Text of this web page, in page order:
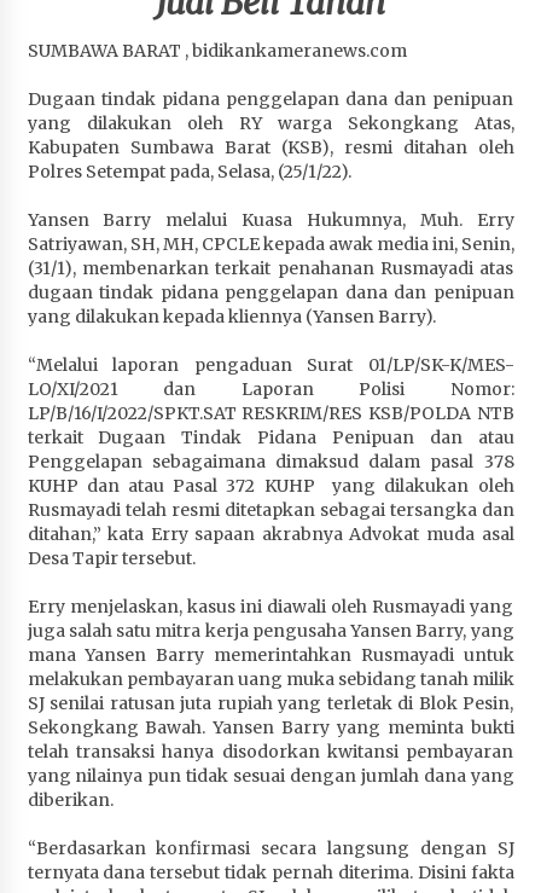
Penurunan Stunting di Sumbawa
4 minggu ago
Wabup Ansori Apresiasi Rekomendasi dan
Pandangan Fraksi – Fraksi DPRD Sumbawa
4 minggu ago
Cabor yang Akan Berjuang pada PORPROV XII
NTB 2026
4 minggu ago
BAZNAS Kabupaten Sumbawa Salurkan Bantuan
Program 100 Mustahik Per Desa di Desa Teluk
Santong
4 minggu ago
Dosen UTS Siap Kembangkan Inovasi Lewat
Pelatihan PDPP 2026 Bali
4 minggu ago
Terapkan “Polantas Menyapa”, Satlantas Polres
Kepolisian yang Profesional
4 minggu ago
Capaian Program Pemerintah Kabupaten
Sumbawa Terus Dirasakan Masyarakat
1 bulan ago
SUMBAWA BARAT , bidikankameranews.com
Dugaan tindak pidana penggelapan dana dan penipuan
yang dilakukan oleh RY warga Sekongkang Atas,
Kabupaten Sumbawa Barat (KSB), resmi ditahan oleh
Polres Setempat pada, Selasa, (25/1/22).
Yansen Barry melalui Kuasa Hukumnya, Muh. Erry
Satriyawan, SH, MH, CPCLE kepada awak media ini, Senin,
(31/1), membenarkan terkait penahanan Rusmayadi atas
dugaan tindak pidana penggelapan dana dan penipuan
yang dilakukan kepada kliennya (Yansen Barry).
“Melalui laporan pengaduan Surat 01/LP/SK-K/MES-
LO/XI/2021 dan Laporan Polisi Nomor:
LP/B/16/I/2022/SPKT.SAT RESKRIM/RES KSB/POLDA NTB
terkait Dugaan Tindak Pidana Penipuan dan atau
Penggelapan sebagaimana dimaksud dalam pasal 378
KUHP dan atau Pasal 372 KUHP yang dilakukan oleh
Rusmayadi telah resmi ditetapkan sebagai tersangka dan
ditahan,” kata Erry sapaan akrabnya Advokat muda asal
Desa Tapir tersebut.
Erry menjelaskan, kasus ini diawali oleh Rusmayadi yang
juga salah satu mitra kerja pengusaha Yansen Barry, yang
mana Yansen Barry memerintahkan Rusmayadi untuk
melakukan pembayaran uang muka sebidang tanah milik
SJ senilai ratusan juta rupiah yang terletak di Blok Pesin,
Sekongkang Bawah. Yansen Barry yang meminta bukti
telah transaksi hanya disodorkan kwitansi pembayaran
yang nilainya pun tidak sesuai dengan jumlah dana yang
diberikan.
“Berdasarkan konfirmasi secara langsung dengan SJ
ternyata dana tersebut tidak pernah diterima. Disini fakta